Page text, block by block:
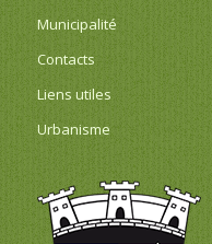
Municipalité
Contacts
Liens utiles
Urbanisme